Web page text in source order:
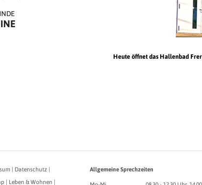
Heute öffnet das Hallenbad
Datenschutz
Leben & Wohnen
Allgemeine Sprechzeiten